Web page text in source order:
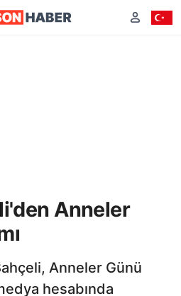
Anneler
Anneler Günü
hesabında